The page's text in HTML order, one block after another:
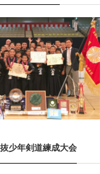
少年剣道練成大会